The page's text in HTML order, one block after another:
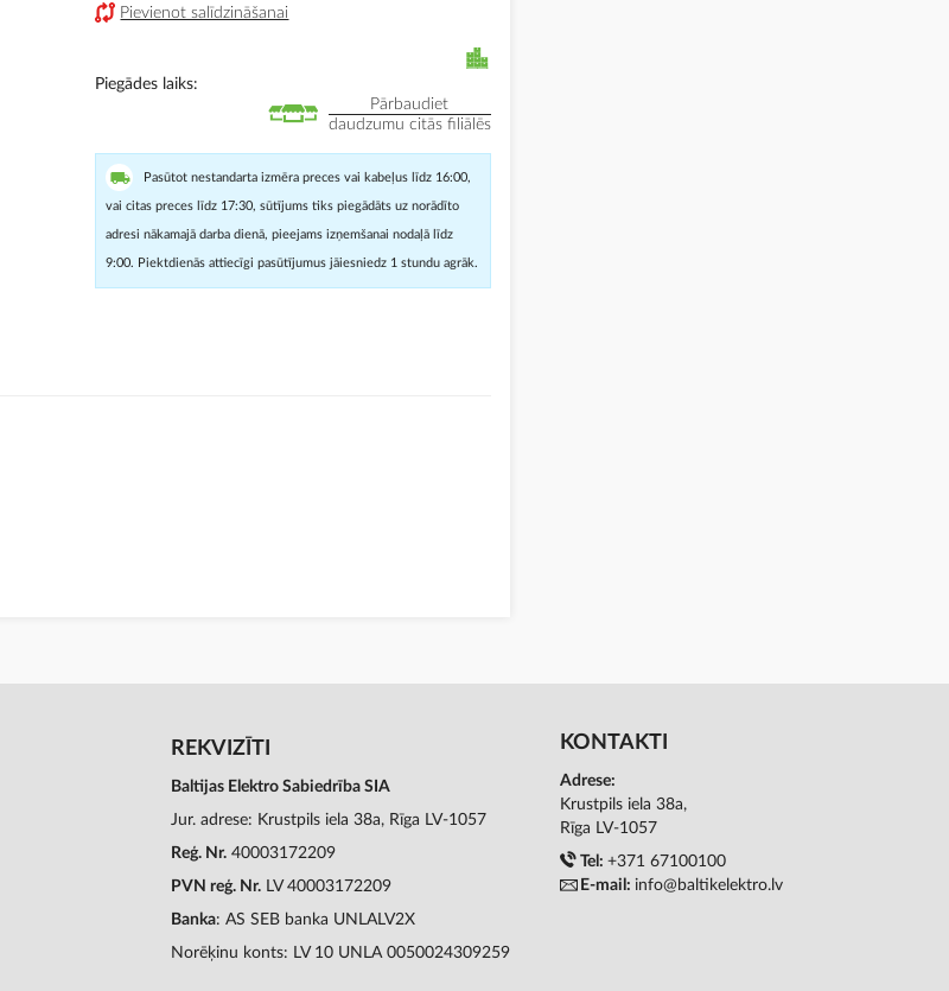
Pievienot salīdzināšanai
Piegādes laiks
Pārbaudiet
daudzumu citās filiālēs
Pasūtot nestandarta izmēra preces vai kabeļus līdz 16:00,
vai citas preces līdz 17:30, sūtījums tiks piegādāts uz norādīto
adresi nākamajā darba dienā, pieejams izņemšanai nodaļā līdz
9:00. Piektdienās attiecīgi pasūtījumus jāiesniedz 1 stundu agrāk.
REKVIZĪTI
Baltijas Elektro Sabiedrība SIA
Jur. adrese: Krustpils iela 38a, Rīga LV-1057
Reģ. Nr. 40003172209
PVN reģ. Nr. LV 40003172209
Banka: AS SEB banka UNLALV2X
Norēķinu konts: LV 10 UNLA 0050024309259
KONTAKTI
Adrese:
Krustpils iela 38a,
Rīga LV-1057
Tel: +371 67100100
E-mail: info@baltikelektro.lv